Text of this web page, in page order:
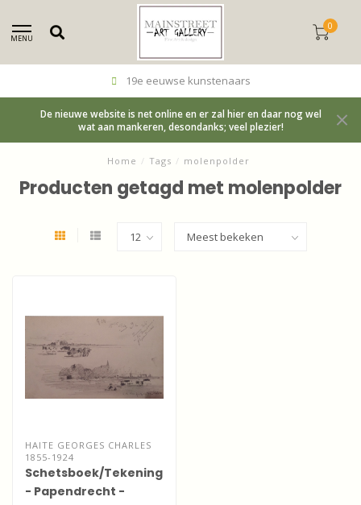
MENU
0
19e eeuwse kunstenaars
De nieuwe website is net online en er zal hier en daar nog wel
wat aan mankeren, desondanks; veel plezier!
Home / Tags / molenpolder
Producten getagd met molenpolder
HAITE GEORGES CHARLES
1855-1924
Schetsboek/Tekening
- Papendrecht -